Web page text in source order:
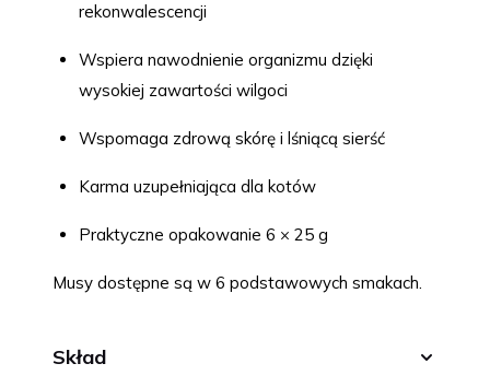
rekonwalescencji
Wspiera nawodnienie organizmu dzięki
wysokiej zawartości wilgoci
Wspomaga zdrową skórę i lśniącą sierść
Karma uzupełniająca dla kotów
Praktyczne opakowanie 6 × 25 g
Musy dostępne są w 6 podstawowych smakach.
Skład